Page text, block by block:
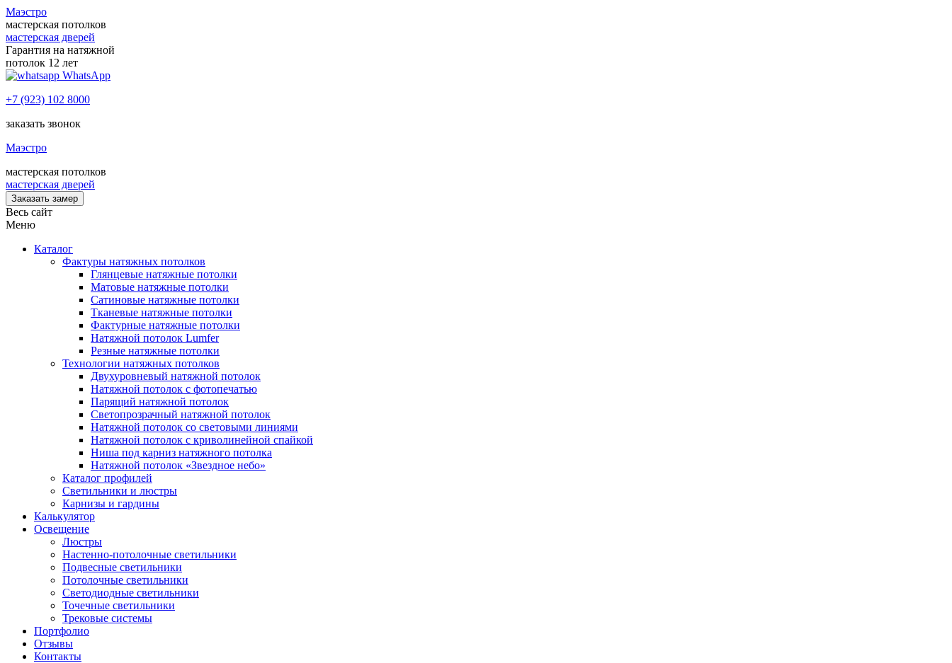
Маэстро
мастерская потолков
мастерская дверей
Гарантия на натяжной
потолок 12 лет
WhatsApp
+7 (923) 102 8000
заказать звонок
Маэстро
мастерская потолков
мастерская дверей
Заказать замер
Весь сайт
Меню
Каталог
Фактуры натяжных потолков
Глянцевые натяжные потолки
Матовые натяжные потолки
Сатиновые натяжные потолки
Тканевые натяжные потолки
Фактурные натяжные потолки
Натяжной потолок Lumfer
Резные натяжные потолки
Технологии натяжных потолков
Двухуровневый натяжной потолок
Натяжной потолок с фотопечатью
Парящий натяжной потолок
Светопрозрачный натяжной потолок
Натяжной потолок со световыми линиями
Натяжной потолок с криволинейной спайкой
Ниша под карниз натяжного потолка
Натяжной потолок «Звездное небо»
Каталог профилей
Светильники и люстры
Карнизы и гардины
Калькулятор
Освещение
Люстры
Настенно-потолочные светильники
Подвесные светильники
Потолочные светильники
Светодиодные светильники
Точечные светильники
Трековые системы
Портфолио
Отзывы
Контакты